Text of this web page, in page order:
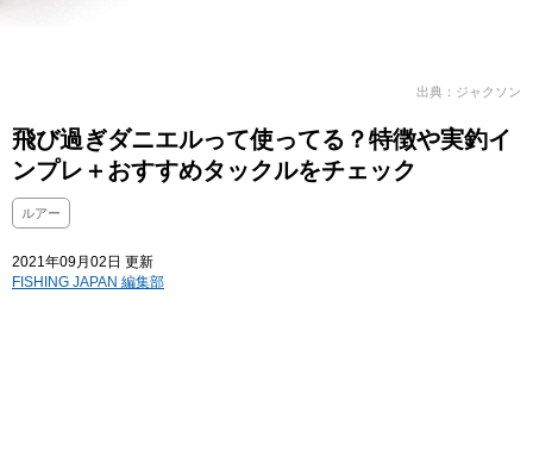
出典：ジャクソン
飛び過ぎダニエルって使ってる？特徴や実釣イ
ンプレ＋おすすめタックルをチェック
ルアー
2021年09月02日 更新
FISHING JAPAN 編集部